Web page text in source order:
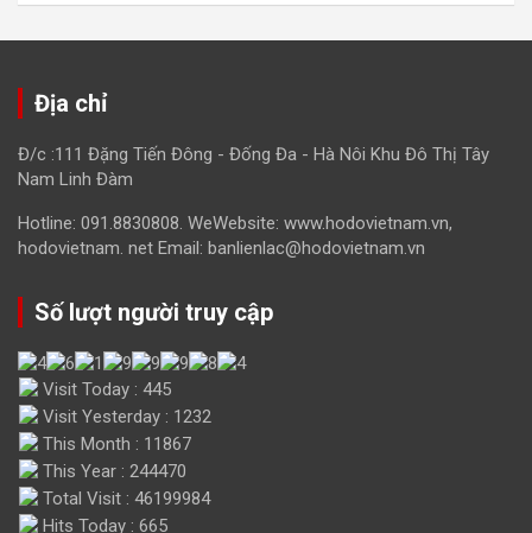
Địa chỉ
Đ/c :111 Đặng Tiến Đông - Đống Đa - Hà Nôi Khu Đô Thị Tây
Nam Linh Đàm
Hotline: 091.8830808. WeWebsite: www.hodovietnam.vn,
hodovietnam. net Email: banlienlac@hodovietnam.vn
Số lượt người truy cập
Visit Today : 445
Visit Yesterday : 1232
This Month : 11867
This Year : 244470
Total Visit : 46199984
Hits Today : 665